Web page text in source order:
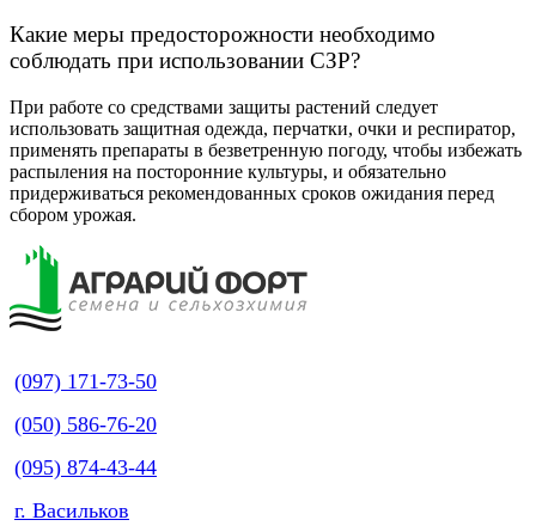
Какие меры предосторожности необходимо
соблюдать при использовании СЗР?
При работе со средствами защиты растений следует
использовать защитная одежда, перчатки, очки и респиратор,
применять препараты в безветренную погоду, чтобы избежать
распыления на посторонние культуры, и обязательно
придерживаться рекомендованных сроков ожидания перед
сбором урожая.
(097) 171-73-50
(050) 586-76-20
(095) 874-43-44
г. Васильков